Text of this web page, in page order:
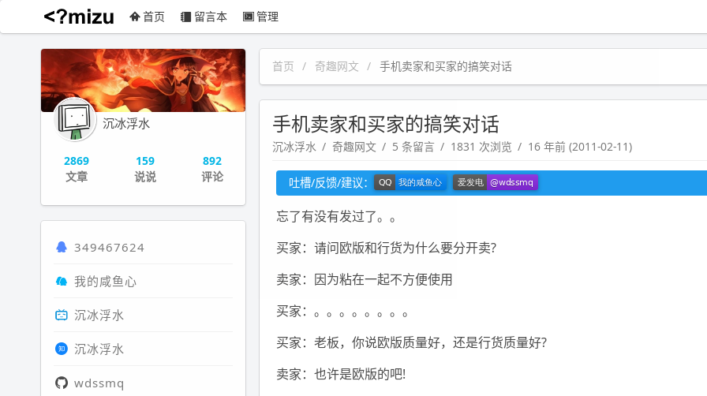
沉冰浮水 首页 留言本 管理
首页 奇趣网文 手机卖家和买家的搞笑对话
手机卖家和买家的搞笑对话
沉冰浮水 奇趣网文 5 条留言 1831 次浏览 16 年前 (2011-02-11)
吐槽/反馈/建议：
忘了有没有发过了。。
买家：请问欧版和行货为什么要分开卖?
卖家：因为粘在一起不方便使用
买家：。。。。。。。。
买家：老板，你说欧版质量好，还是行货质量好?
卖家：也许是欧版的吧!
沉冰浮水
2869
文章
159
说说
892
评论
349467624
我的咸鱼心
沉冰浮水
沉冰浮水
wdssmq